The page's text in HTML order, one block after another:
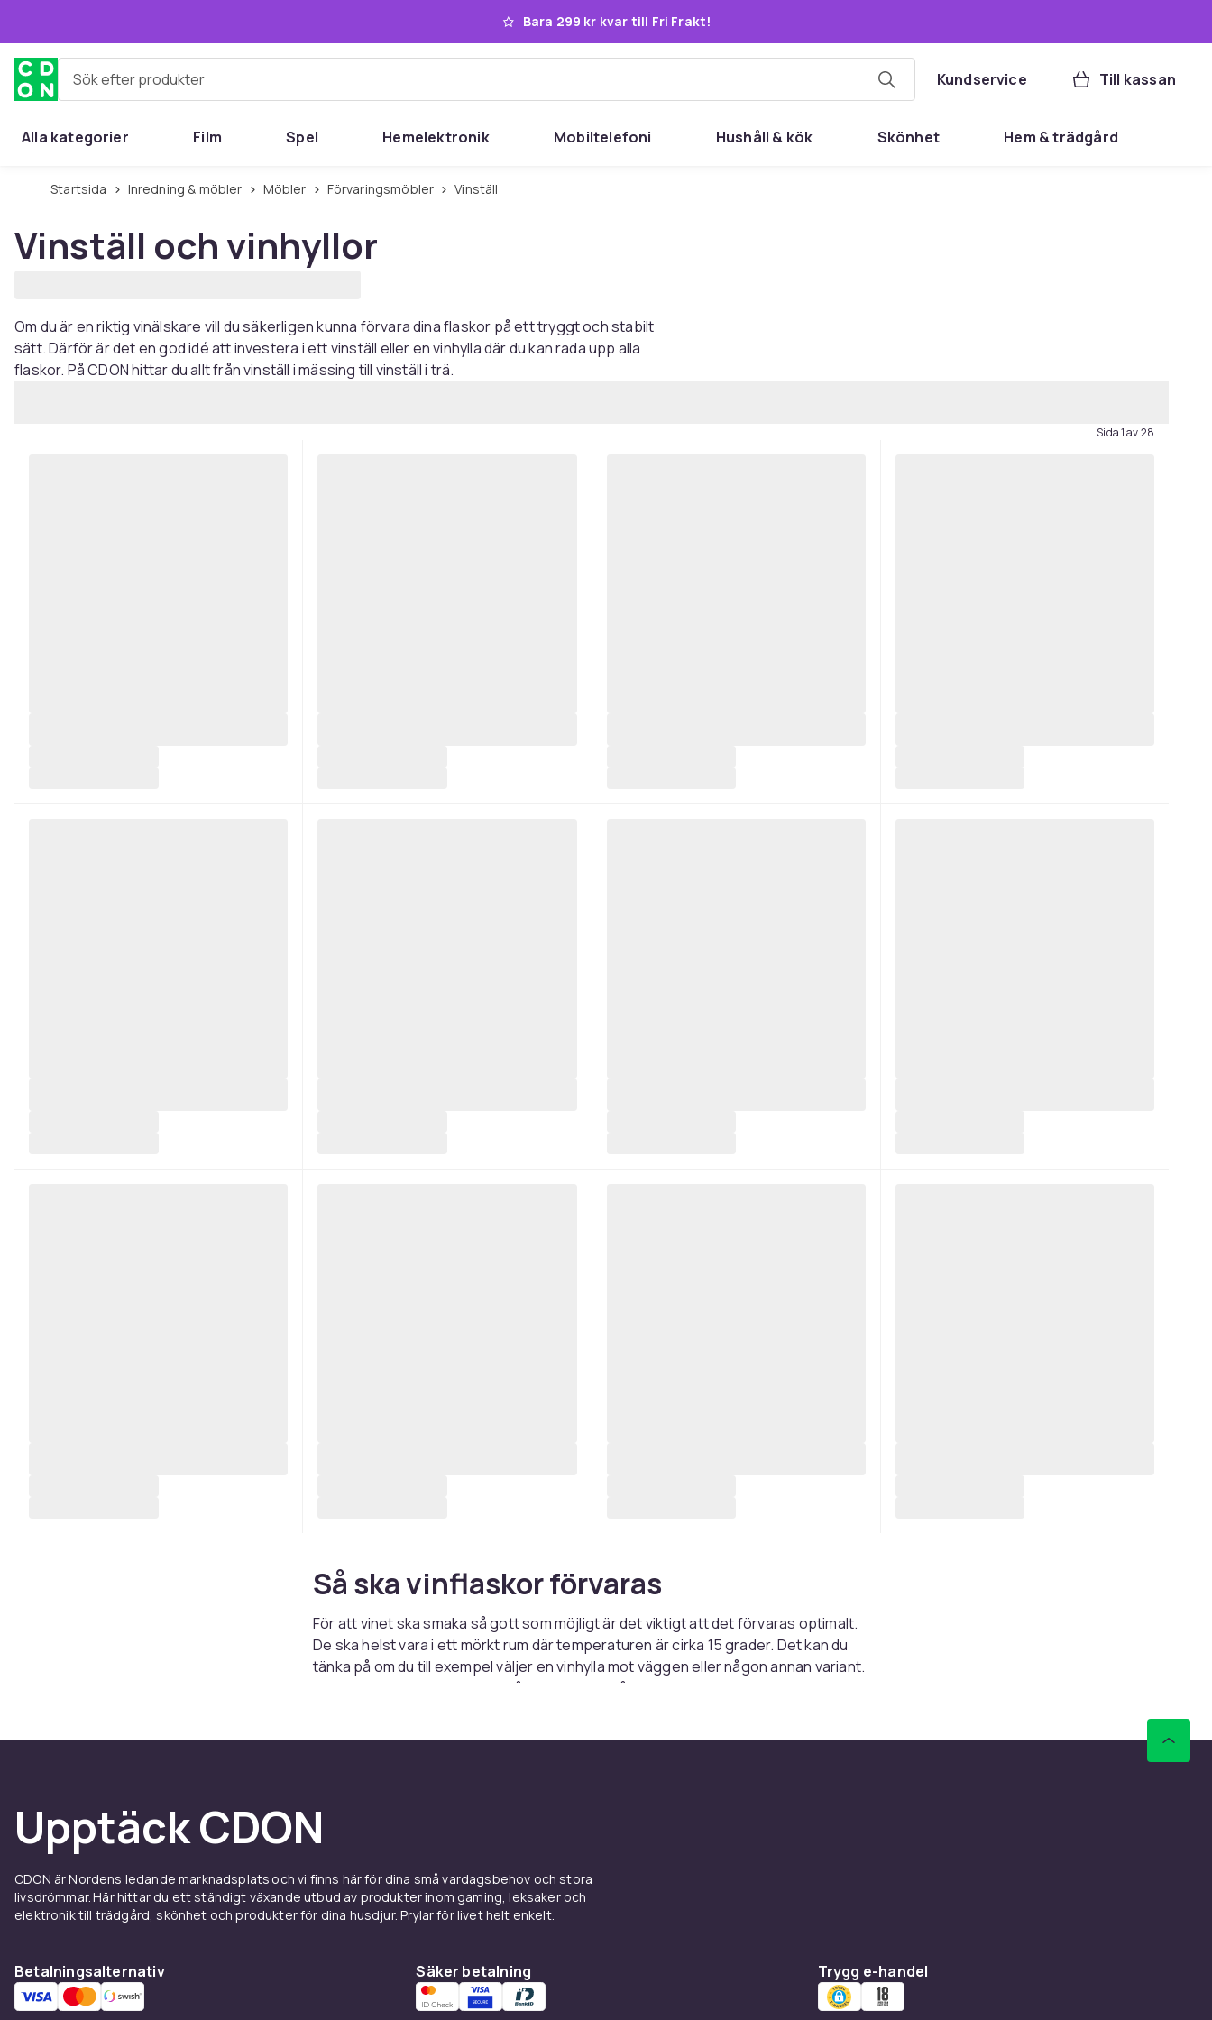
Bara 299 kr kvar till Fri Frakt!
Sök efter produkter Kundservice Till kassan
Alla kategorier Film Spel Hemelektronik Mobiltelefoni Hushåll & kök Skönhet Hem & trädgård
Startsida Inredning & möbler Möbler Förvaringsmöbler Vinställ
Vinställ och vinhyllor
Om du är en riktig vinälskare vill du säkerligen kunna förvara dina flaskor på ett tryggt och stabilt
sätt. Därför är det en god idé att investera i ett vinställ eller en vinhylla där du kan rada upp alla
flaskor. På CDON hittar du allt från vinställ i mässing till vinställ i trä.
Sida 1 av 28
Så ska vinflaskor förvaras
För att vinet ska smaka så gott som möjligt är det viktigt att det förvaras optimalt.
De ska helst vara i ett mörkt rum där temperaturen är cirka 15 grader. Det kan du
tänka på om du till exempel väljer en vinhylla mot väggen eller någon annan variant.
Flaskorna ska alltid ligga ned så att proppen hålls fuktig och sluter tätt. Det är
inte satsa på ett klassiskt vinställ i svart eller ett vinställ mot väggen. Låt stället ta
plats och bli en central del av ditt rum. De flesta viner förtjänar ändå att visas upp
många viner som möjligt till ett billigt pris.
Välj ett vinställ som är vackert att se på
På CDON har vi tagit in ett brett utbud av vinställ för att ha något som passar alla.
Om du tycker det är viktigt att ditt vinställ är fint att se på har vi flera modeller i
sortimentet som passar perfekt. Tillhör du dem som inte bara väljer vin efter smak
Upptäck CDON
CDON är Nordens ledande marknadsplats och vi finns här för dina små vardagsbehov och stora
livsdrömmar. Här hittar du ett ständigt växande utbud av produkter inom gaming, leksaker och
elektronik till trädgård, skönhet och produkter för dina husdjur. Prylar för livet helt enkelt.
Betalningsalternativ Säker betalning Trygg e-handel